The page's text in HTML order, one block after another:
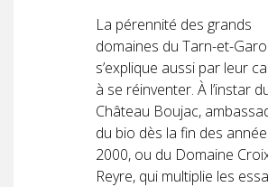
La pérennité des grands
domaines du Tarn-et-
s’explique aussi par leur
à se réinventer. À l’instar
Château Boujac,
du bio dès la fin des
2000, ou du Domaine
Reyre, qui multiplie les